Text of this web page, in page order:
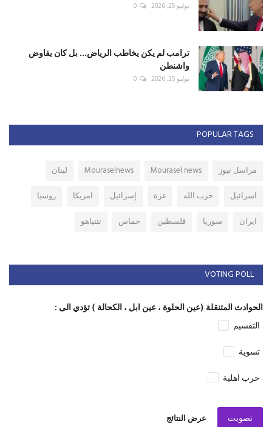
يوليو 25, 2026 0
ترامب لم يكن يخاطب الرياض... بل كان يفاوض
واشنطن
يوليو 25, 2026 0
POPULAR TAGS
مراسل نيوز Mourasel news
Mouraselnews
لبنان
اسرائيل
حزب الله غزة إسرائيل امريكا
روسيا
ايران
سوريا فلسطين حماس نتنياهو
VOTING POLL
الحوادث المتنقلة (عين الحلوة ، عين ابل ، الكحالة ) تؤدي الى :
التقسيم
تسوية
حرب اهلية
تصويت عرض النتائج